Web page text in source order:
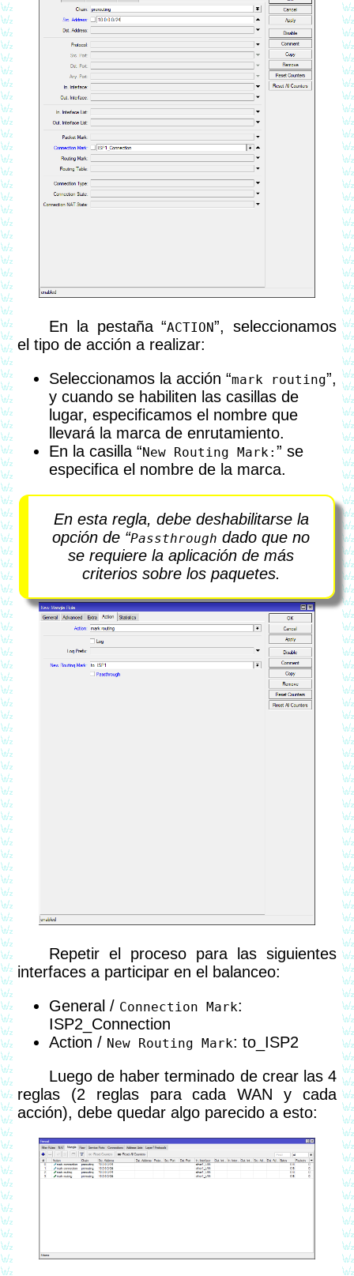
En la pestaña “ACTION”, seleccionamos
el tipo de acción a realizar:
Seleccionamos la acción “mark routing”,
y cuando se habiliten las casillas de
lugar, especificamos el nombre que
llevará la marca de enrutamiento.
En la casilla “New Routing Mark: ” se
especifica el nombre de la marca.
En esta regla, debe deshabilitarse la
opción de “Passthrough dado que no
se requiere la aplicación de más
criterios sobre los paquetes.
Repetir el proceso para las siguientes
interfaces a participar en el balanceo:
General / Connection Mark:
ISP2_Connection
Action / New Routing Mark: to_ISP2
Luego de haber terminado de crear las 4
reglas (2 reglas para cada WAN y cada
acción), debe quedar algo parecido a esto: